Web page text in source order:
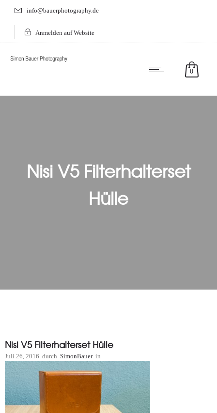
info@bauerphotography.de
Anmelden auf Website
0
Nisi V5 Filterhalterset
Hülle
Nisi V5 Filterhalterset Hülle
Juli 26, 2016 durch SimonBauer in